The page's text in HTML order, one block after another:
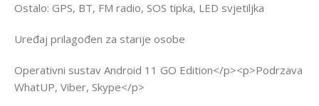
Ostalo: GPS, BT, FM radio, SOS tipka, LED svjetiljka
Uređaj prilagođen za starije osobe
Operativni sustav Android 11 GO Edition</p><p>Podrzava
WhatUP, Viber, Skype</p>